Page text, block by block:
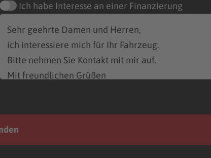
Ich habe Interesse an einer Finanzierung